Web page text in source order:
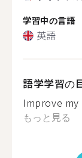
学習中の言語
英語
語学学習の
Improve
もっと見る